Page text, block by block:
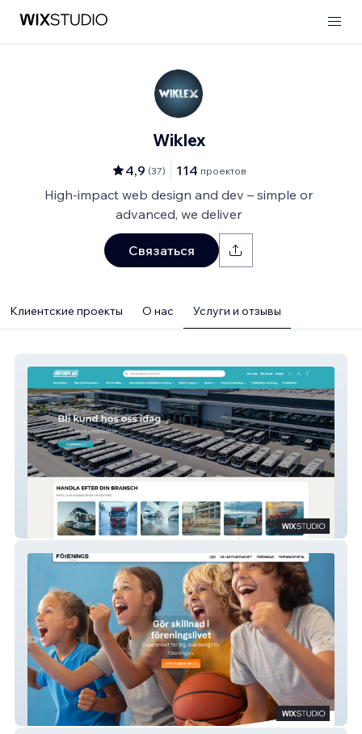
Wiklex
4,9 (37) 114 проектов
High-impact web design and dev – simple or
advanced, we deliver
Связаться
Клиентские проекты О нас Услуги и отзывы
Motorplan Studio
Föreningsstöd